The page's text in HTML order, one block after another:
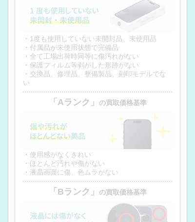
・1度も使用していない未開封品、未使用品
・付属品が未使用状態で完備品
・全て工場出荷時同等に傷汚れがない
・保護フィルム等剥がした形跡がない
・交換品、修理品、整備製品、刻印モデルでな
い
「Aランク」 の買取価格基準
・使用感がなくきれい
・ほとんど汚れや傷がない
・液晶画面に傷、色ムラがない
「Bランク」 の買取価格基準